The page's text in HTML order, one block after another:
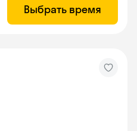
Выбрать время